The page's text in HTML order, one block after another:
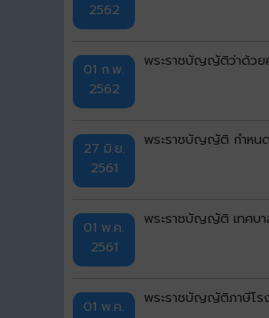
2562
01 ก.พ.
2562
พระราชบัญญัติว่าด้วย
27 มิ.ย.
2561
พระราชบัญญัติ กําหนด
01 พ.ค.
2561
พระราชบัญญัติ เทศบ
01 พ.ค.
พระราชบัญญัติภาษีโร